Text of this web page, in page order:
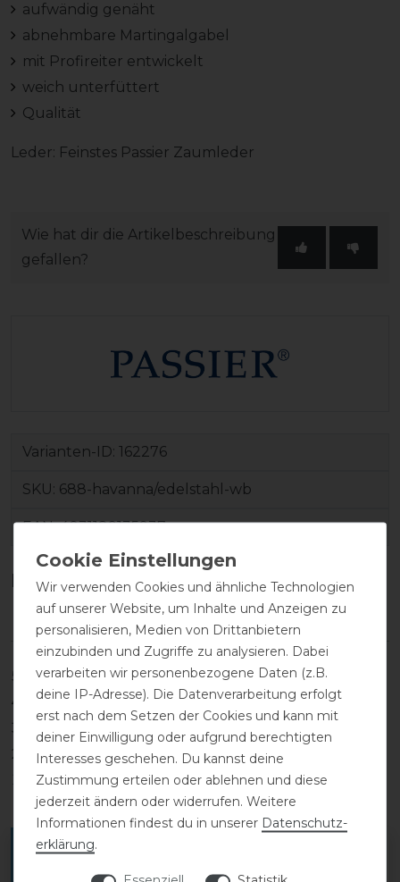
aufwändig genäht
abnehmbare Martingalgabel
mit Profireiter entwickelt
weich unterfüttert
Qualität
Leder: Feinstes Passier Zaumleder
Wie hat dir die Artikelbeschreibung
gefallen?
Varianten-ID: 162276
SKU: 688-havanna/edelstahl-wb
EAN:4031189135937
Kundenrezensionen (0)
5
0
4
0
3
0
2
0
1
0
Melde dich an, um eine Kundenrezension zu
verfassen.
Wir verwenden Cookies und ähnliche Technologien
auf unserer Website, um Inhalte und Anzeigen zu
personalisieren, Medien von Drittanbietern
einzubinden und Zugriffe zu analysieren. Dabei
verarbeiten wir personenbezogene Daten (z.B.
deine IP-Adresse). Die Datenverarbeitung erfolgt
erst nach dem Setzen der Cookies und kann mit
deiner Einwilligung oder aufgrund berechtigten
Interesses geschehen. Du kannst deine
Zustimmung erteilen oder ablehnen und diese
jederzeit ändern oder widerrufen. Weitere
Informationen findest du in unserer Daten­schutz­
erklärung.